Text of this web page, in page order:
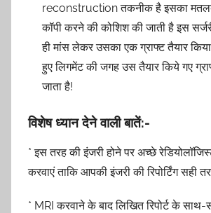
reconstruction तकनीक है इसका
कॉपी करने की कोशिश की जाती है इस
ही मांस लेकर उसका एक ग्राफ्ट तैयार
हुए लिगमेंट की जगह उस तैयार किये गए
जाता है!
विशेष ध्यान देने वाली बातें:-
* इस तरह की इंजरी होने पर अच्छे
करवाएं ताकि आपकी इंजरी की रिपोर्टिंग सही
* MRI करवाने के बाद लिखित रिपोर्ट के